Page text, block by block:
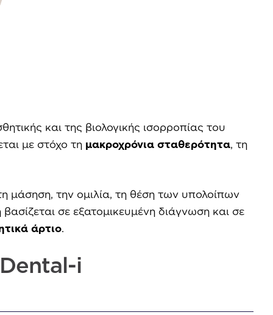
και της βιολογικής ισορροπίας του
με στόχο τη μακροχρόνια σταθερότητα, τη
μάσηση, την ομιλία, τη θέση των υπολοίπων
σε εξατομικευμένη διάγνωση και σε
άρτιο.
i